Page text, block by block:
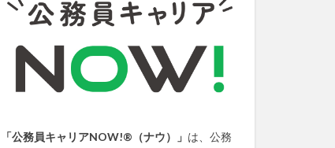
「公務員キャリアNOW!®（ナウ）」 は、公務